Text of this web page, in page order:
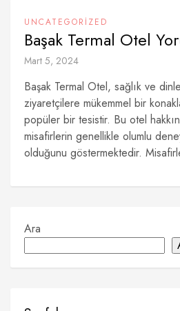
UNCATEGORIZED
Başak Termal Otel
Mart 5, 2024
Başak Termal Otel, sağlık ve
ziyaretçilere mükemmel bir
popüler bir tesistir. Bu otel
misafirlerin genellikle olumlu
olduğunu göstermektedir.
Ara